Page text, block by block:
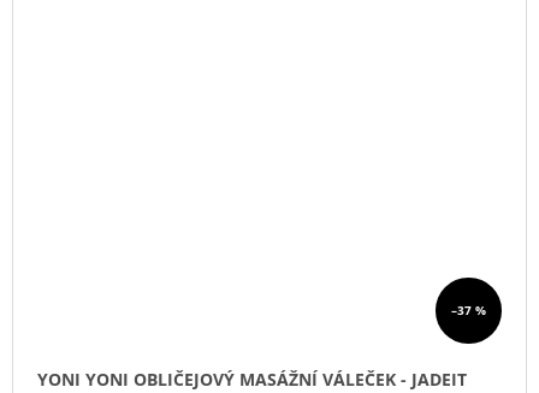
–37 %
YONI YONI OBLIČEJOVÝ MASÁŽNÍ VÁLEČEK - JADEIT